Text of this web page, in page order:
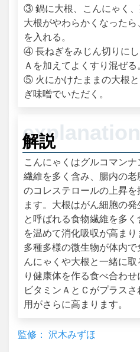
③ 鍋に大根、こんにゃく、
大根がやわらかくなったら
を入れる。
④ 長ねぎをみじん切りにし
Ａを加えてよくすり混ぜる
⑤ 火にかけたままの大根
ぎ味噌でいただく。
解説
こんにゃくはグルコマン
繊維を多く含み、腸内の
のコレステロールの上昇
ます。大根はがん細胞の
と呼ばれる食物繊維を多
を温めて消化吸収が高ま
多種多様の微生物が体内で
んにゃくや大根と一緒に
り健康体を作る食べ合わ
ビタミンＡとＣがプラス
用がさらに高まります。
監修： 沢木みずほ